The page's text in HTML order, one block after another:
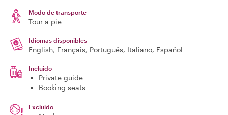
Modo de transporte
Tour a pie
Idiomas disponibles
English, Français, Português, Italiano, Español
Incluido
Private guide
Booking seats
Excluido